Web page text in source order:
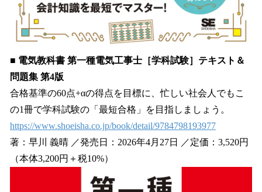
■ 電気教科書 第一種電気工事士［学科試験］テキスト＆
問題集 第4版
合格基準の60点+αの得点を目標に、忙しい社会人でもこ
の1冊で学科試験の「最短合格」を目指しましょう。
https://www.shoeisha.co.jp/book/detail/9784798193977
著：早川 義晴 ／発売日：2026年4月27日 ／定価：3,520円
（本体3,200円＋税10%）